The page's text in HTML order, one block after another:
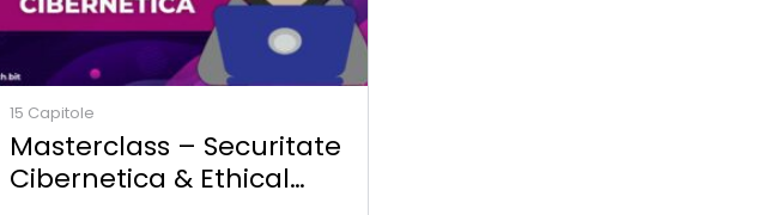
15 Capitole
Masterclass – Securitate
Cibernetica & Ethical